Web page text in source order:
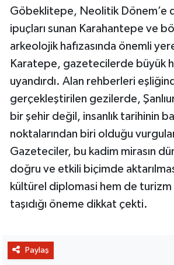
Göbeklitepe, Neolitik Dönem’e
ipuçları sunan Karahantepe ve
arkeolojik hafızasında önemli
Karatepe, gazetecilerde büyük
uyandırdı. Alan rehberleri
gerçekleştirilen gezilerde,
bir şehir değil, insanlık tarihinin
noktalarından biri olduğu
Gazeteciler, bu kadim mirasın
doğru ve etkili biçimde
kültürel diplomasi hem de turizm
taşıdığı öneme dikkat çekti.
Paylaş